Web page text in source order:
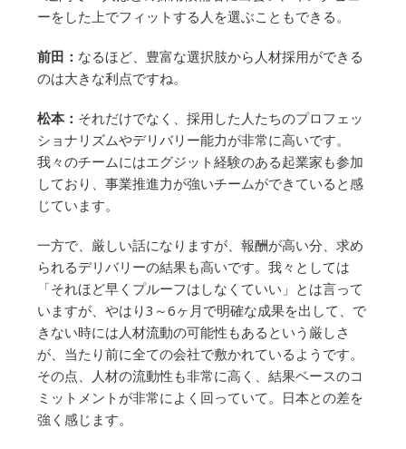
ーをした上でフィットする人を選ぶこともできる。
前田： なるほど、豊富な選択肢から人材採用ができる
のは大きな利点ですね。
松本： それだけでなく、採用した人たちのプロフェッ
ショナリズムやデリバリー能力が非常に高いです。
我々のチームにはエグジット経験のある起業家も参加
しており、事業推進力が強いチームができていると感
じています。
一方で、厳しい話になりますが、報酬が高い分、求め
られるデリバリーの結果も高いです。我々としては
「それほど早くプルーフはしなくていい」とは言って
いますが、やはり3～6ヶ月で明確な成果を出して、で
きない時には人材流動の可能性もあるという厳しさ
が、当たり前に全ての会社で敷かれているようです。
その点、人材の流動性も非常に高く、結果ベースのコ
ミットメントが非常によく回っていて。日本との差を
強く感じます。